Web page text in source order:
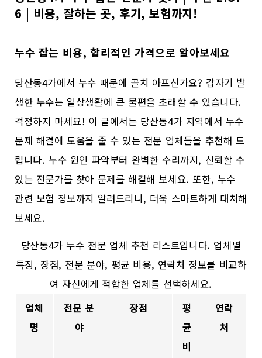
6 | 비용, 잘하는 곳, 후기, 보험까지!
누수 잡는 비용, 합리적인 가격으로 알아보세요
당산동4가에서 누수 때문에 골치 아프신가요? 갑자기 발
생한 누수는 일상생활에 큰 불편을 초래할 수 있습니다.
걱정하지 마세요! 이 글에서는 당산동4가 지역에서 누수
문제 해결에 도움을 줄 수 있는 전문 업체들을 추천해 드
립니다. 누수 원인 파악부터 완벽한 수리까지, 신뢰할 수
있는 전문가를 찾아 문제를 해결해 보세요. 또한, 누수
관련 보험 정보까지 알려드리니, 더욱 스마트하게 대처해
보세요.
당산동4가 누수 전문 업체 추천 리스트입니다. 업체별
특징, 장점, 전문 분야, 평균 비용, 연락처 정보를 비교하
여 자신에게 적합한 업체를 선택하세요.
업체
명
전문 분
야
장점
평
균
비
연락
처